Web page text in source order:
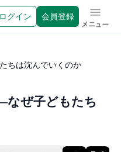
ログイン 会員登録 メニュ
ちは沈んでいくのか
ぜ子どもたち